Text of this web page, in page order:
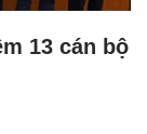
13 cán bộ